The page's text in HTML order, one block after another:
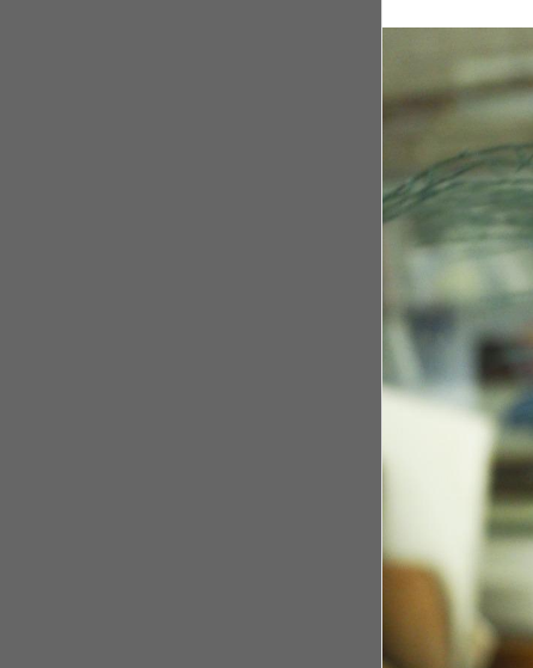
A propos d'ART's
Il y a 4 ans